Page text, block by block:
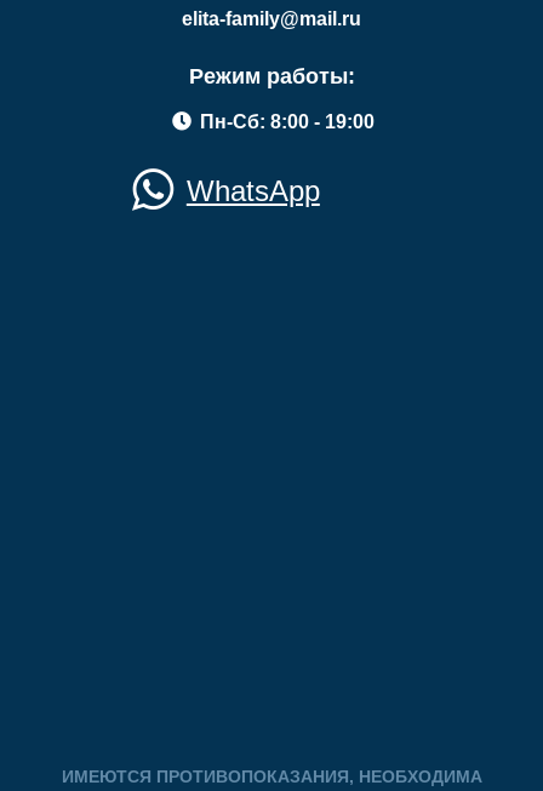
elita-family@mail.ru
Режим работы:
Пн-Сб: 8:00 - 19:00
WhatsApp
ИМЕЮТСЯ ПРОТИВОПОКАЗАНИЯ, НЕОБХОДИМА